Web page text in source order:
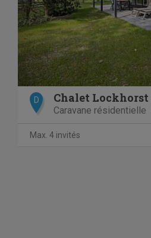
D Chalet Lockhorst
Caravane résidentielle
Max. 4 invités